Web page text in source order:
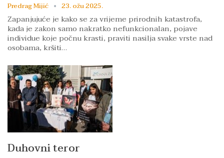
Predrag Mijić 23. ožu 2025.
Zapanjujuće je kako se za vrijeme prirodnih katastrofa,
kada je zakon samo nakratko nefunkcionalan, pojave
individue koje počnu krasti, praviti nasilja svake vrste nad
osobama, kršiti…
Duhovni teror